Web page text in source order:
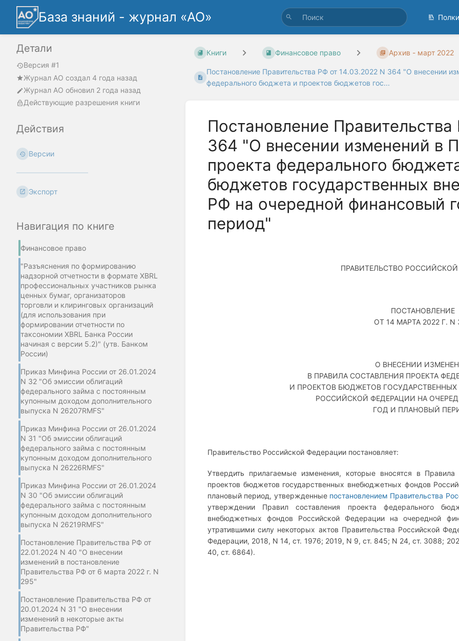
База знаний - журнал «АО» Полки
Детали
Версия #1
Журнал АО создал 4 года назад
Журнал АО обновил 2 года назад
Действующие разрешения книги
Действия
Версии
Экспорт
Навигация по книге
Финансовое право
"Разъяснения по формированию
надзорной отчетности в формате XBRL
профессиональных участников рынка
ценных бумаг, организаторов
торговли и клиринговых организаций
(для использования при
формировании отчетности по
таксономии XBRL Банка России
начиная с версии 5.2)" (утв. Банком
России)
Приказ Минфина России от 26.01.2024
N 32 "Об эмиссии облигаций
федерального займа с постоянным
купонным доходом дополнительного
выпуска N 26207RMFS"
Приказ Минфина России от 26.01.2024
N 31 "Об эмиссии облигаций
федерального займа с постоянным
купонным доходом дополнительного
выпуска N 26226RMFS"
Приказ Минфина России от 26.01.2024
N 30 "Об эмиссии облигаций
федерального займа с постоянным
купонным доходом дополнительного
выпуска N 26219RMFS"
Постановление Правительства РФ от
22.01.2024 N 40 "О внесении
изменений в постановление
Правительства РФ от 6 марта 2022 г. N
295"
Постановление Правительства РФ от
20.01.2024 N 31 "О внесении
изменений в некоторые акты
Правительства РФ"
Книги Финансовое право Архив - март 2022
Постановление Правительства РФ от 14.03.2022 N 364 "О внесении
федерального бюджета и проектов бюджетов гос...
Постановление
364 "О внесении изменений в
проекта федерального
бюджетов государственных
РФ на очередной финансовый
период"
ПРАВИТЕЛЬСТВО
ПОСТАНОВЛЕНИЕ
ОТ 14 МАРТА 2022 Г. N
О ВНЕСЕНИИ
В ПРАВИЛА СОСТАВЛЕНИЯ ПРОЕКТА
И ПРОЕКТОВ БЮДЖЕТОВ
РОССИЙСКОЙ ФЕДЕРАЦИИ НА
ГОД И ПЛАНОВЫЙ
Правительство Российской Федерации постановляет:
Утвердить прилагаемые изменения, которые вносятся в
проектов бюджетов государственных внебюджетных фондов
плановый период, утвержденные постановлением Правительства
утверждении Правил составления проекта федерального
внебюджетных фондов Российской Федерации на очередной
утратившими силу некоторых актов Правительства Российской
Федерации, 2018, N 14, ст. 1976; 2019, N 9, ст. 845; N 24, ст. 3088;
40, ст. 6864).